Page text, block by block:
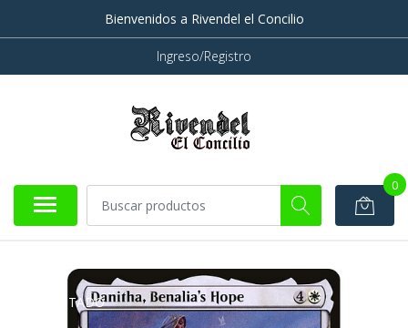
Bienvenidos a Rivendel el Concilio
Ingreso/Registro
0
AGOTADO